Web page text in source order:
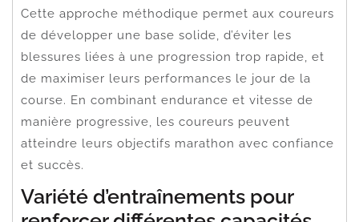
Cette approche méthodique permet aux coureurs
de développer une base solide, d’éviter les
blessures liées à une progression trop rapide, et
de maximiser leurs performances le jour de la
course. En combinant endurance et vitesse de
manière progressive, les coureurs peuvent
atteindre leurs objectifs marathon avec confiance
et succès.
Variété d’entraînements pour